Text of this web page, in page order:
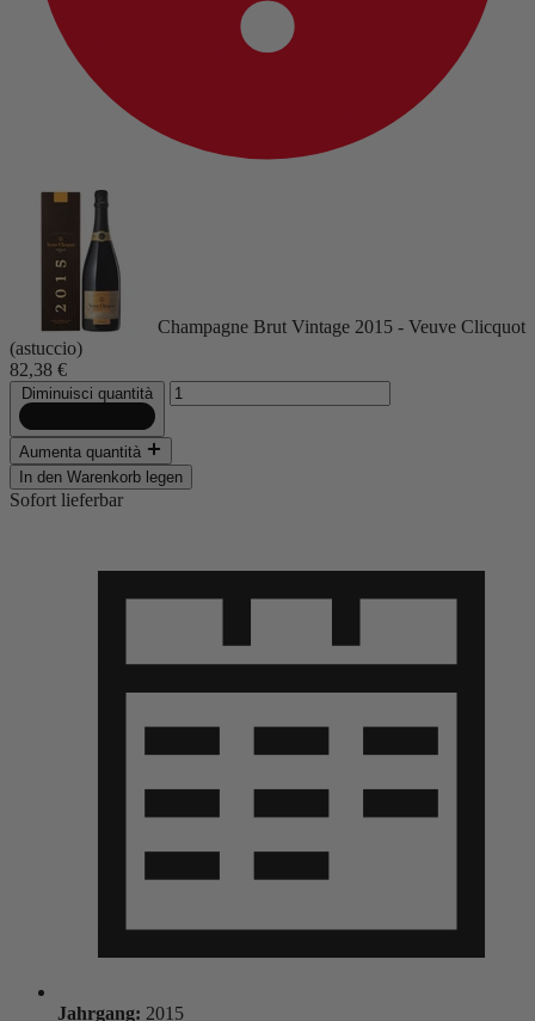
Champagne Brut Vintage 2015 - Veuve Clicquot
(astuccio)
82,38 €
Diminuisci quantità
Aumenta quantità
In den Warenkorb legen
Sofort lieferbar
Jahrgang: 2015